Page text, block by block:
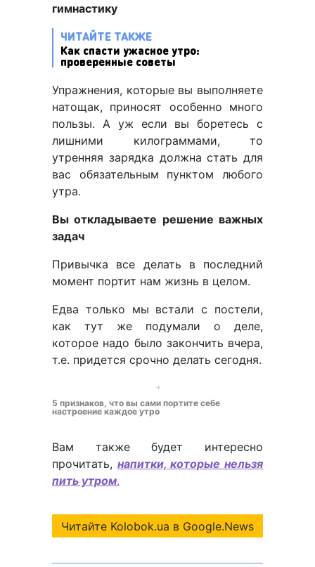
гимнастику
ЧИТАЙТЕ ТАКЖЕ
Как спасти ужасное утро:
проверенные советы
Упражнения, которые вы выполняете
натощак, приносят особенно много
пользы. А уж если вы боретесь с
лишними килограммами, то
утренняя зарядка должна стать для
вас обязательным пунктом любого
утра.
Вы откладываете решение важных
задач
Привычка все делать в последний
момент портит нам жизнь в целом.
Едва только мы встали с постели,
как тут же подумали о деле,
которое надо было закончить вчера,
т.е. придется срочно делать сегодня.
5 признаков, что вы сами портите себе
настроение каждое утро
Вам также будет интересно
прочитать, напитки, которые нельзя
пить утром.
Читайте Kolobok.ua в Google.News